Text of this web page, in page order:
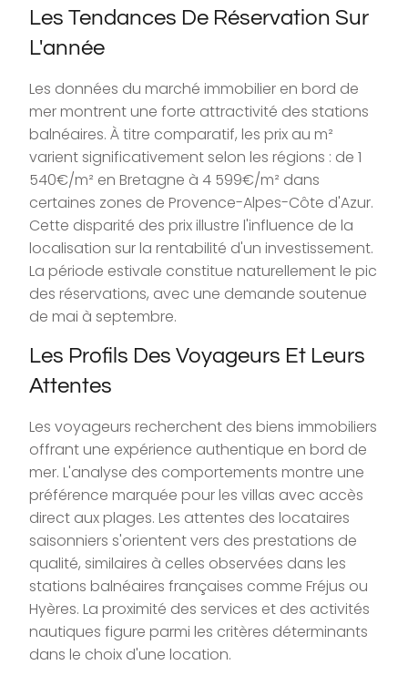
Les Tendances De Réservation Sur
L'année
Les données du marché immobilier en bord de
mer montrent une forte attractivité des stations
balnéaires. À titre comparatif, les prix au m²
varient significativement selon les régions : de 1
540€/m² en Bretagne à 4 599€/m² dans
certaines zones de Provence-Alpes-Côte d'Azur.
Cette disparité des prix illustre l'influence de la
localisation sur la rentabilité d'un investissement.
La période estivale constitue naturellement le pic
des réservations, avec une demande soutenue
de mai à septembre.
Les Profils Des Voyageurs Et Leurs
Attentes
Les voyageurs recherchent des biens immobiliers
offrant une expérience authentique en bord de
mer. L'analyse des comportements montre une
préférence marquée pour les villas avec accès
direct aux plages. Les attentes des locataires
saisonniers s'orientent vers des prestations de
qualité, similaires à celles observées dans les
stations balnéaires françaises comme Fréjus ou
Hyères. La proximité des services et des activités
nautiques figure parmi les critères déterminants
dans le choix d'une location.